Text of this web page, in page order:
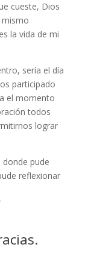
cueste, Dios
mismo
la vida de mi
sería el día
participado
el momento
todos
lograr
pude
reflexionar